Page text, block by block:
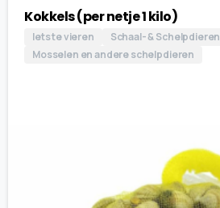
Kokkels (per netje 1 kilo)
Iets te vieren
Schaal- & Schelpdieren
Mosselen en andere schelpdieren